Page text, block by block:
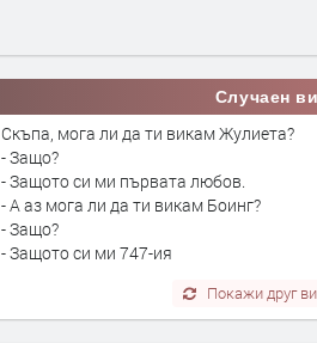
Случаен
Скъпа, мога ли да ти викам Жулиета?
- Защо?
- Защото си ми първата любов.
- А аз мога ли да ти викам Боинг?
- Защо?
- Защото си ми 747-ия
Покажи друг